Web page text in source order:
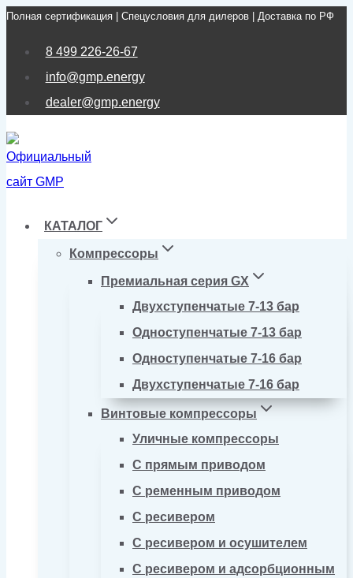
Перейти
Полная сертификация | Спецусловия для дилеров | Доставка по РФ
8 499 226-26-67
info@gmp.energy
dealer@gmp.energy
КАТАЛОГ
Компрессоры
Премиальная серия GX
Двухступенчатые 7-13 бар
Одноступенчатые 7-13 бар
Одноступенчатые 7-16 бар
Двухступенчатые 7-16 бар
Винтовые компрессоры
Уличные компрессоры
С прямым приводом
С ременным приводом
С ресивером
С ресивером и осушителем
С ресивером и адсорбционным